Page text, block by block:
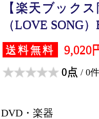
【楽天ブック
（LOVE SONG
送料無料 9,020
0点 / 0件
・楽器